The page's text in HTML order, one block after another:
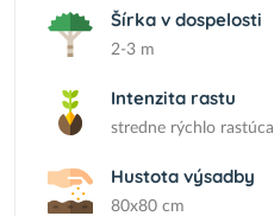
Šírka v dospelosti
2-3 m
Intenzita rastu
stredne rýchlo rastúca
Hustota výsadby
80x80 cm